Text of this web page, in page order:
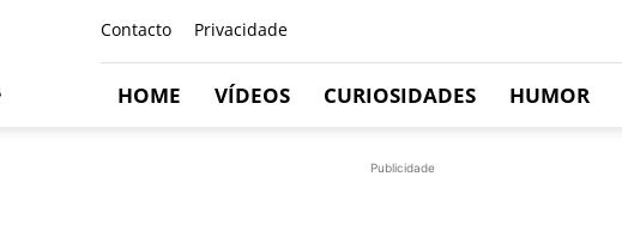
Contacto Privacidade
HOME VÍDEOS CURIOSIDADES HUMOR
Publicidade